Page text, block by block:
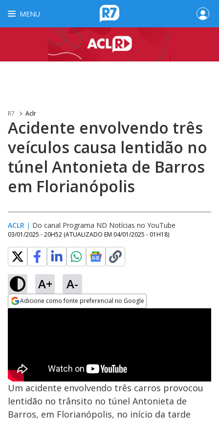
MENU
R7 Aclr
Acidente envolvendo três
veículos causa lentidão no
túnel Antonieta de Barros
em Florianópolis
ACLR | Do canal Programa ND Notícias no YouTube
03/01/2025 - 20H52 (ATUALIZADO EM 04/01/2025 - 01H18)
A+ A-
Adicione como fonte preferencial no Google
Um acidente envolvendo três carros provocou
lentidão no trânsito no túnel Antonieta de
Barros, em Florianópolis, no início da tarde